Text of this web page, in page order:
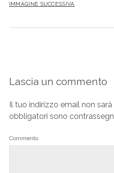
IMMAGINE SUCCESSIVA
Lascia un commento
Il tuo indirizzo email non
obbligatori sono
Commento